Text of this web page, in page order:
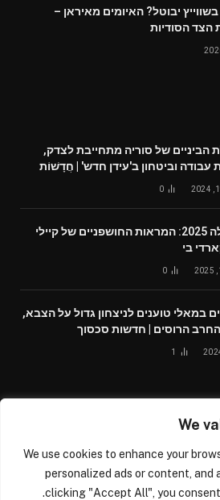
We
We use cookies to enhance your
personalized ads or content,
clicking "Accept All", you
יבוטל? האיומים מאיראן –
הצד הסודיות
הביניים של סוריה מתחייבת לצדק,
עבודה וביטחון ב'עידן חדש' | חֲדָשׁוֹת
0
קואצ'לה 2025: המראות החושפניים של קיילי
בי
0
במאלי טוענים לניצחון גדול על הצבא,
החרב הרוסים | חדשות סכסוך
1
עלינו
צור קשר
ומכל הסוגים, נהגי משאיות, נהגי אוטובוס